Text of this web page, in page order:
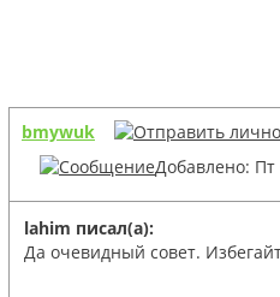
bmywuk
Добавлено: Пт
lahim писал(а):
Да очевидный совет.